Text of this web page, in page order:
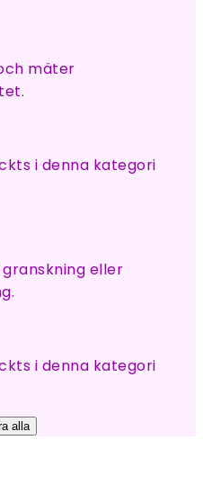
mäter
i denna kategori
eller
i denna kategori
alla